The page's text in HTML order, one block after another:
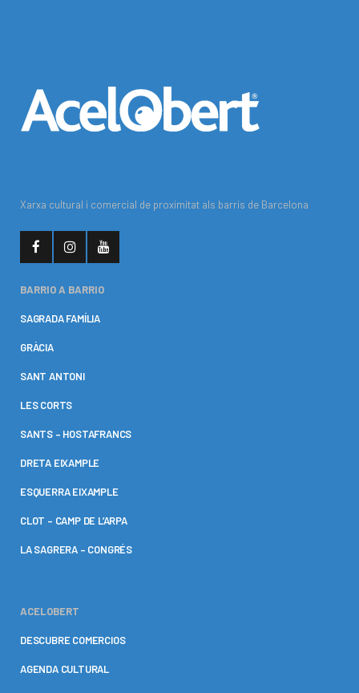
Xarxa cultural i comercial de proximitat als barris de Barcelona
BARRIO A BARRIO
SAGRADA FAMÍLIA
GRÀCIA
SANT ANTONI
LES CORTS
SANTS – HOSTAFRANCS
DRETA EIXAMPLE
ESQUERRA EIXAMPLE
CLOT – CAMP DE L’ARPA
LA SAGRERA – CONGRÉS
ACELOBERT
DESCUBRE COMERCIOS
AGENDA CULTURAL